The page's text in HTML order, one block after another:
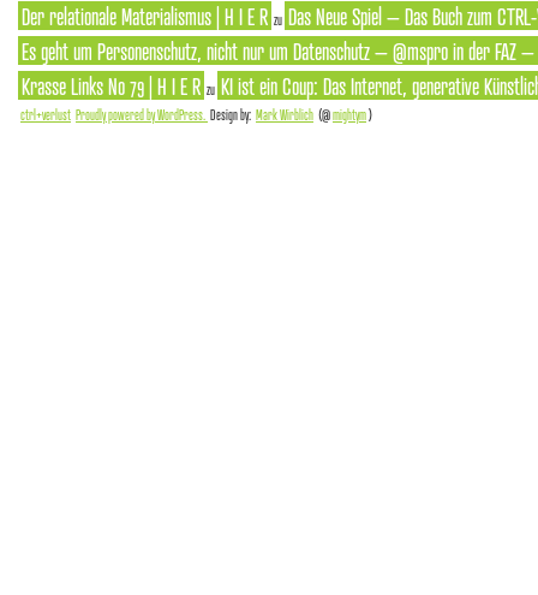
Der relationale Materialismus | H I E R zu Das Neue Spiel – Das Buch zum
Es geht um Personenschutz, nicht nur um Datenschutz – @mspro in der FAZ
Krasse Links No 79 | H I E R zu KI ist ein Coup: Das Internet, generative
ctrl+verlust Proudly powered by WordPress. Design by: Mark Wirblich (@mightym)